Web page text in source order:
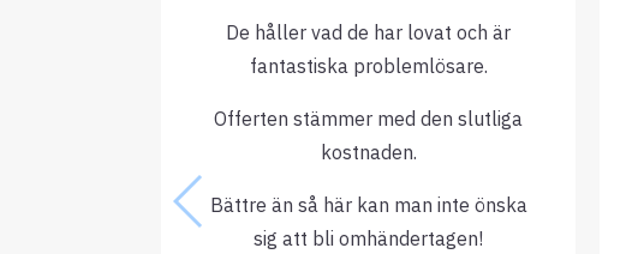
De håller vad de har lovat och är
fantastiska problemlösare.
Offerten stämmer med den slutliga
kostnaden.
Bättre än så här kan man inte önska
sig att bli omhändertagen!